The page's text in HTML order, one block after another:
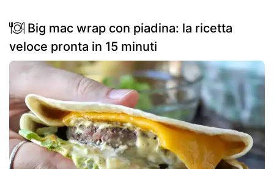
Big mac wrap con piadina: la ricetta
veloce pronta in 15 minuti